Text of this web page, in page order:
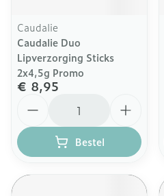
Caudalie
Caudalie Duo
Lipverzorging Sticks
2x4,5g Promo
€ 8,95
Bestel